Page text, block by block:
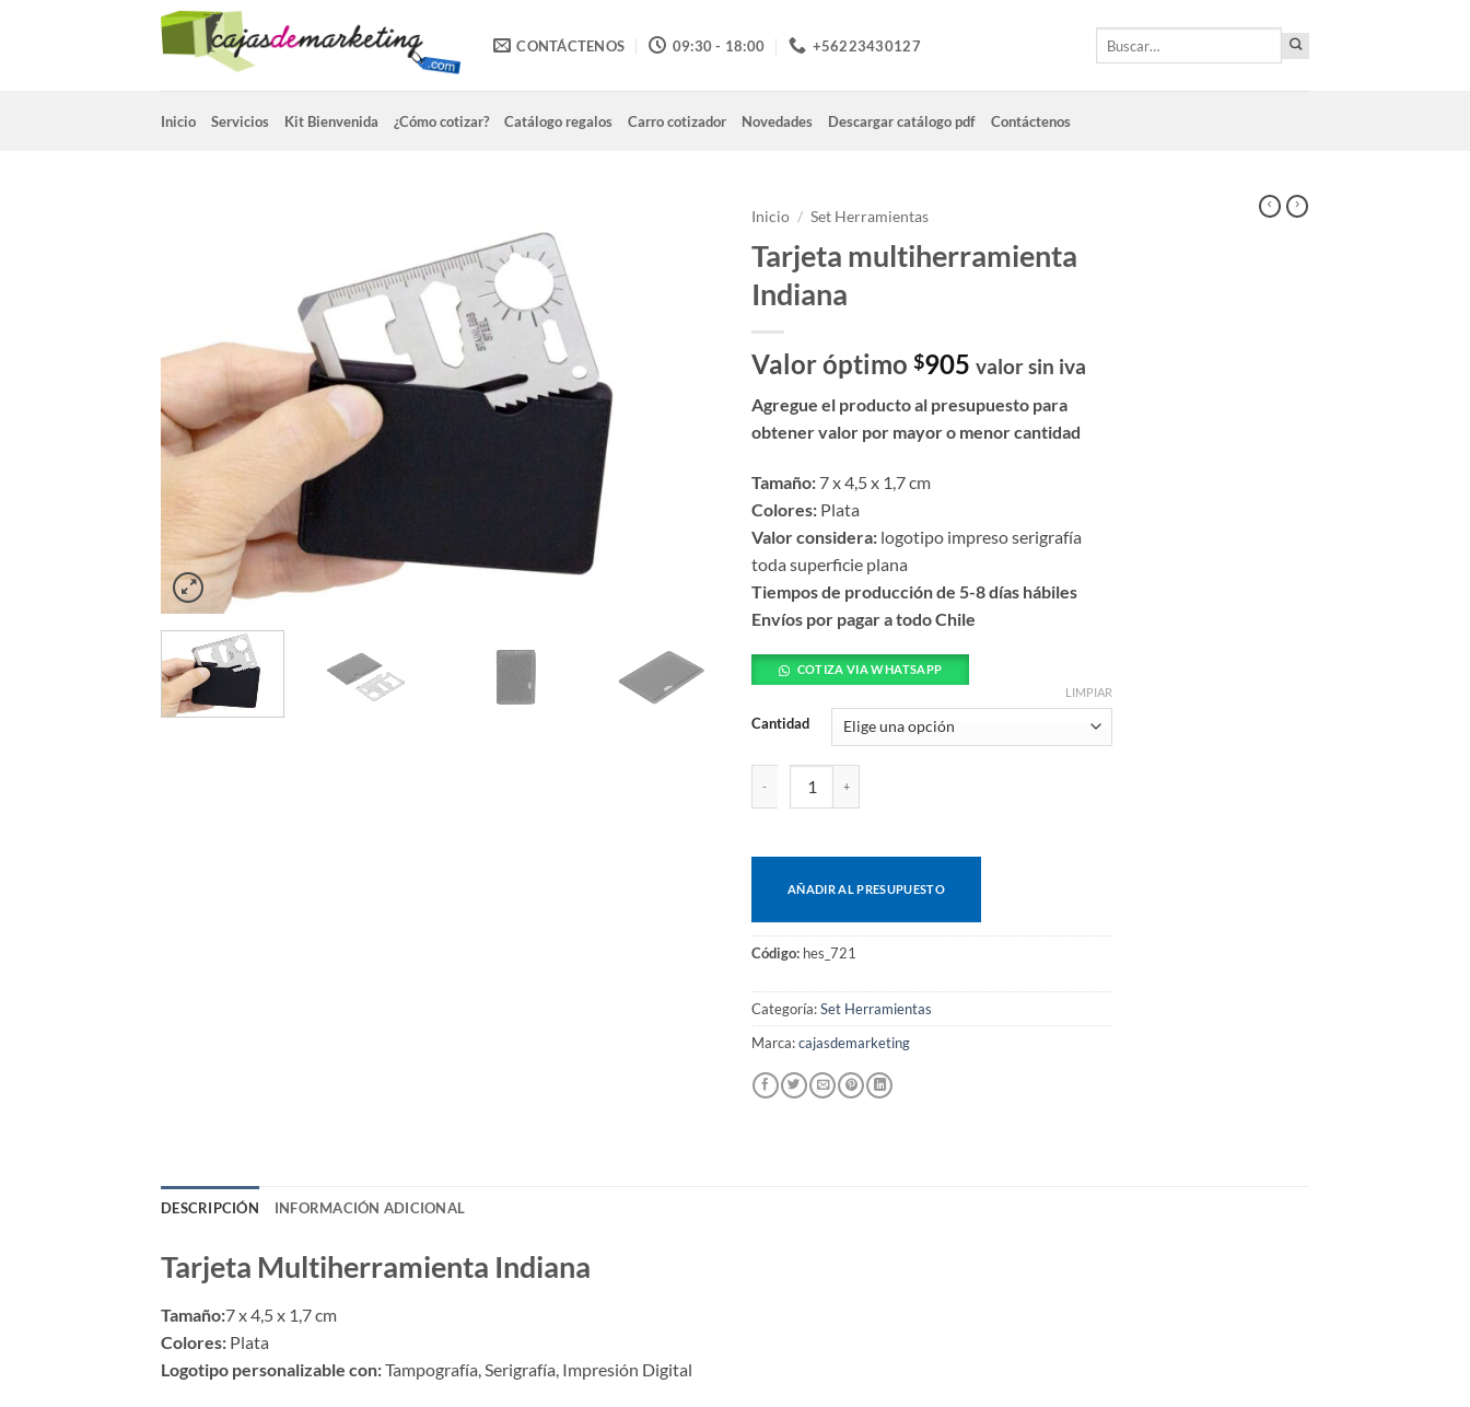
CONTÁCTENOS 09:30 - 18:00 +56223430127
Inicio Servicios Kit Bienvenida ¿Cómo cotizar? Catálogo regalos Carro cotizador Novedades Descargar catálogo pdf Contáctenos
Inicio / Set Herramientas
Tarjeta multiherramienta
Indiana
Valor óptimo $905 valor sin iva
Agregue el producto al presupuesto para
obtener valor por mayor o menor cantidad
Tamaño: 7 x 4,5 x 1,7 cm
Colores: Plata
Valor considera: logotipo impreso serigrafía
toda superficie plana
Tiempos de producción de 5-8 días hábiles
Envíos por pagar a todo Chile
COTIZA VIA WHATSAPP
Cantidad
LIMPIAR
AÑADIR AL PRESUPUESTO
Código: hes_721
Categoría:Set Herramientas
Marca:cajasdemarketing
DESCRIPCIÓN INFORMACIÓN ADICIONAL
Tarjeta Multiherramienta Indiana
Tamaño:7 x 4,5 x 1,7 cm
Colores: Plata
Logotipo personalizable con:Tampografía, Serigrafía, Impresión Digital